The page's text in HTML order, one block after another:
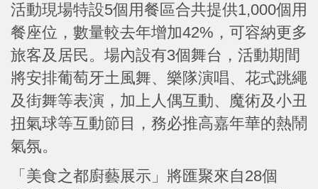
活動現場特設5個用餐區合共提供1,000個用
餐座位，數量較去年增加42%，可容納更多
旅客及居民。場內設有3個舞台，活動期間
將安排葡萄牙土風舞、樂隊演唱、花式跳繩
及街舞等表演，加上人偶互動、魔術及小丑
扭氣球等互動節目，務必推高嘉年華的熱鬧
氣氛。
「美食之都廚藝展示」將匯聚來自28個